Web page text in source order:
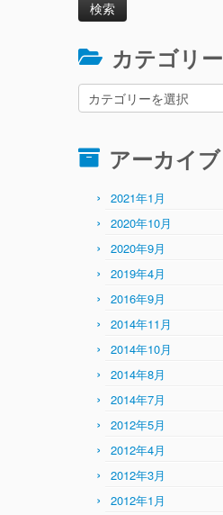
カテゴリー
カ
テ
リ
ー
アーカイブ
2021年1月
2020年10月
2020年9月
2019年4月
2016年9月
2014年11月
2014年10月
2014年8月
2014年7月
2012年5月
2012年4月
2012年3月
2012年1月